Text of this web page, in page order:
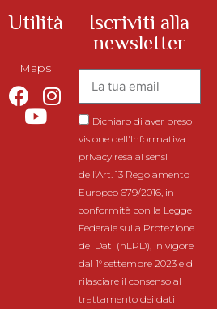
Utilità
Maps
Iscriviti alla
newsletter
Dichiaro di aver preso
visione dell'Informativa
privacy resa ai sensi
dell’Art. 13 Regolamento
Europeo 679/2016, in
conformità con la Legge
Federale sulla Protezione
dei Dati (nLPD), in vigore
dal 1° settembre 2023 e di
rilasciare il consenso al
trattamento dei dati